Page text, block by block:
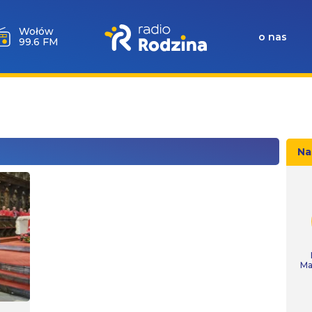
Wołów
99.6 FM
o nas